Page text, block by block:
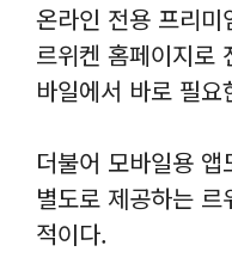
온라인 전용 프리
르위켄 홈페이지로
바일에서 바로 필
더불어 모바일용
별도로 제공하는
적이다.